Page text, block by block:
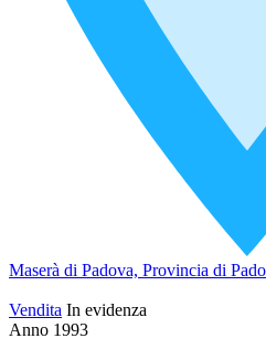
Maserà di Padova, Provincia di
Vendita In evidenza
Anno 1993